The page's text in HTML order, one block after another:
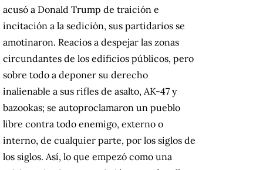
acusó a Donald Trump de traición e
incitación a la sedición, sus partidarios se
amotinaron. Reacios a despejar las zonas
circundantes de los edificios públicos, pero
sobre todo a deponer su derecho
inalienable a sus rifles de asalto, AK-47 y
bazookas; se autoproclamaron un pueblo
libre contra todo enemigo, externo o
interno, de cualquier parte, por los siglos de
los siglos. Así, lo que empezó como una